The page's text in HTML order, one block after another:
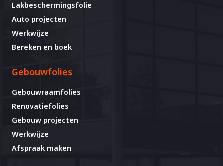
Lakbeschermingsfolie
Auto projecten
Werkwijze
Bereken en boek
Gebouwfolies
Gebouwraamfolies
Renovatiefolies
Gebouw projecten
Werkwijze
Afspraak maken